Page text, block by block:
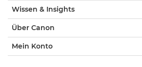
Wissen & Insights
Über Canon
Mein Konto